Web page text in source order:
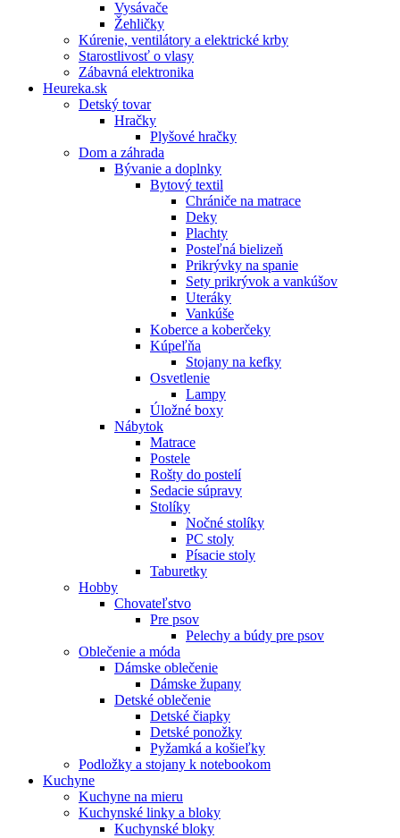
Vysávače
Žehličky
Kúrenie, ventilátory a elektrické krby
Starostlivosť o vlasy
Zábavná elektronika
Heureka.sk
Detský tovar
Hračky
Plyšové hračky
Dom a záhrada
Bývanie a doplnky
Bytový textil
Chrániče na matrace
Deky
Plachty
Posteľná bielizeň
Prikrývky na spanie
Sety prikrývok a vankúšov
Uteráky
Vankúše
Koberce a koberčeky
Kúpeľňa
Stojany na kefky
Osvetlenie
Lampy
Úložné boxy
Nábytok
Matrace
Postele
Rošty do postelí
Sedacie súpravy
Stolíky
Nočné stolíky
PC stoly
Písacie stoly
Taburetky
Hobby
Chovateľstvo
Pre psov
Pelechy a búdy pre psov
Oblečenie a móda
Dámske oblečenie
Dámske župany
Detské oblečenie
Detské čiapky
Detské ponožky
Pyžamká a košieľky
Podložky a stojany k notebookom
Kuchyne
Kuchyne na mieru
Kuchynské linky a bloky
Kuchynské bloky